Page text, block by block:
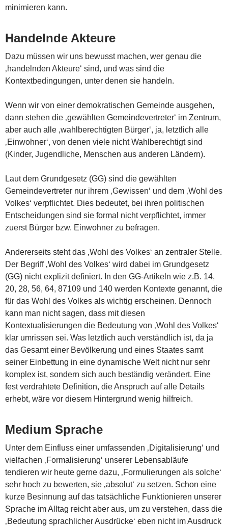
minimieren kann.
Handelnde Akteure
Dazu müssen wir uns bewusst machen, wer genau die
‚handelnden Akteure‘ sind, und was sind die
Kontextbedingungen, unter denen sie handeln.
Wenn wir von einer demokratischen Gemeinde ausgehen,
dann stehen die ‚gewählten Gemeindevertreter‘ im Zentrum,
aber auch alle ‚wahlberechtigten Bürger‘, ja, letztlich alle
‚Einwohner‘, von denen viele nicht Wahlberechtigt sind
(Kinder, Jugendliche, Menschen aus anderen Ländern).
Laut dem Grundgesetz (GG) sind die gewählten
Gemeindevertreter nur ihrem ‚Gewissen‘ und dem ‚Wohl des
Volkes‘ verpflichtet. Dies bedeutet, bei ihren politischen
Entscheidungen sind sie formal nicht verpflichtet, immer
zuerst Bürger bzw. Einwohner zu befragen.
Andererseits steht das ‚Wohl des Volkes‘ an zentraler Stelle.
Der Begriff ‚Wohl des Volkes‘ wird dabei im Grundgesetz
(GG) nicht explizit definiert. In den GG-Artikeln wie z.B. 14,
20, 28, 56, 64, 87109 und 140 werden Kontexte genannt, die
für das Wohl des Volkes als wichtig erscheinen. Dennoch
kann man nicht sagen, dass mit diesen
Kontextualisierungen die Bedeutung von ‚Wohl des Volkes‘
klar umrissen sei. Was letztlich auch verständlich ist, da ja
das Gesamt einer Bevölkerung und eines Staates samt
seiner Einbettung in eine dynamische Welt nicht nur sehr
komplex ist, sondern sich auch beständig verändert. Eine
fest verdrahtete Definition, die Anspruch auf alle Details
erhebt, wäre vor diesem Hintergrund wenig hilfreich.
Medium Sprache
Unter dem Einfluss einer umfassenden ‚Digitalisierung‘ und
vielfachen ‚Formalisierung‘ unserer Lebensabläufe
tendieren wir heute gerne dazu, ‚Formulierungen als solche‘
sehr hoch zu bewerten, sie ‚absolut‘ zu setzen. Schon eine
kurze Besinnung auf das tatsächliche Funktionieren unserer
Sprache im Alltag reicht aber aus, um zu verstehen, dass die
‚Bedeutung sprachlicher Ausdrücke‘ eben nicht im Ausdruck